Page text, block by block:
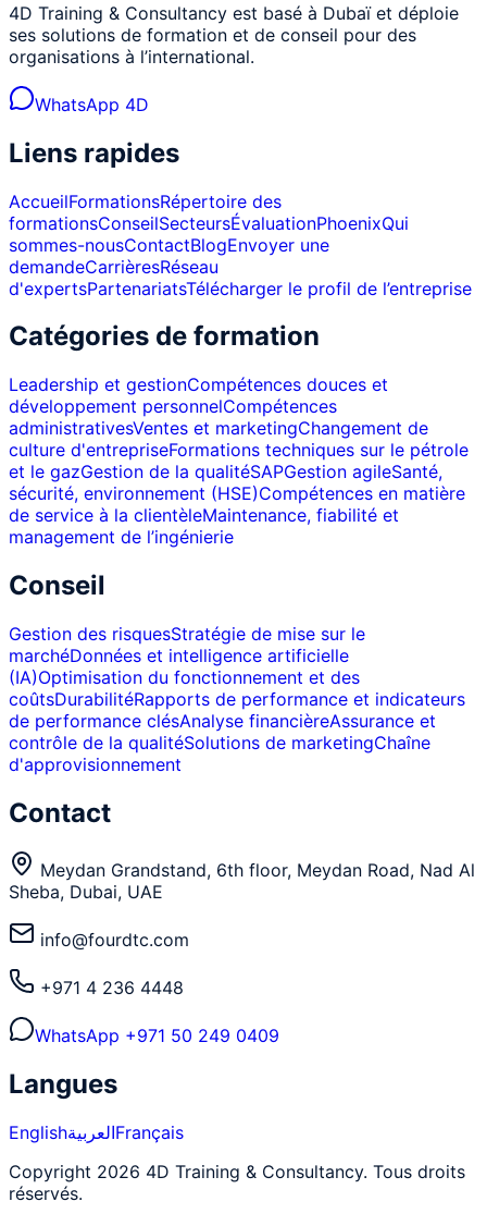
4D Training & Consultancy est basé à Dubaï et déploie
ses solutions de formation et de conseil pour des
organisations à l’international.
WhatsApp 4D
Liens rapides
AccueilFormationsRépertoire des
formationsConseilSecteursÉvaluationPhoenixQui
sommes-nousContactBlogEnvoyer une
demandeCarrièresRéseau
d'expertsPartenariatsTélécharger le profil de l’entreprise
Catégories de formation
Leadership et gestionCompétences douces et
développement personnelCompétences
administrativesVentes et marketingChangement de
culture d'entrepriseFormations techniques sur le pétrole
et le gazGestion de la qualitéSAPGestion agileSanté,
sécurité, environnement (HSE)Compétences en matière
de service à la clientèleMaintenance, fiabilité et
management de l’ingénierie
Conseil
Gestion des risquesStratégie de mise sur le
marchéDonnées et intelligence artificielle
(IA)Optimisation du fonctionnement et des
coûtsDurabilitéRapports de performance et indicateurs
de performance clésAnalyse financièreAssurance et
contrôle de la qualitéSolutions de marketingChaîne
d'approvisionnement
Contact
Meydan Grandstand, 6th floor, Meydan Road, Nad Al
Sheba, Dubai, UAE
info@fourdtc.com
+971 4 236 4448
WhatsApp +971 50 249 0409
Langues
EnglishالعربيةFrançais
Copyright 2026 4D Training & Consultancy. Tous droits
réservés.